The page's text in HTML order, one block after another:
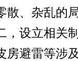
散、杂乱的
，设立相关
房避雷等涉